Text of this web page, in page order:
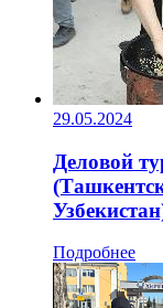
29.05.2024
Деловой
Подробнее